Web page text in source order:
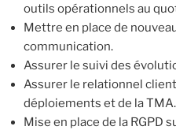
outils opérationnels au
Mettre en place de
communication.
Assurer le suivi des
Assurer le relationnel
déploiements et de la TMA.
Mise en place de la RGPD